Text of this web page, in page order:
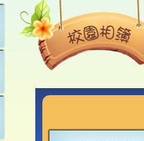
學校資料
校長的話
行政架構
學校設施
最新消息
計劃,報告及
中文
英文
常識
學生支援組
言語能力提
課後興趣班
校隊活動
25-26得獎
24-25得獎
22-23得獎
20-21得獎
校園相簿
校園電台
家長教師會
校友會